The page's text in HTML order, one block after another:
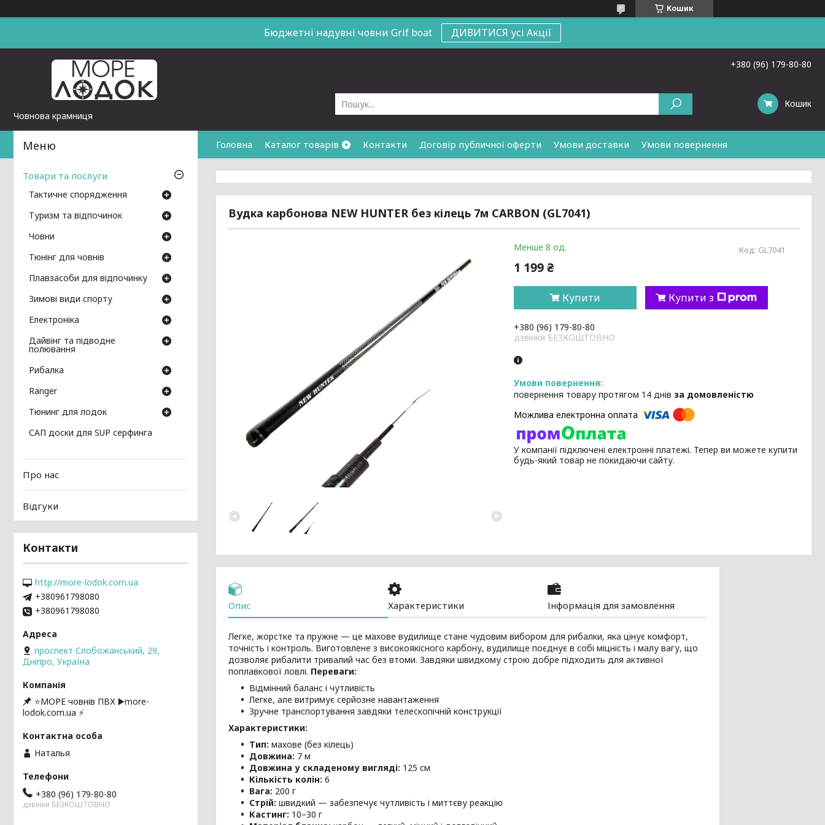
Кошик
Бюджетні надувні човни Grif boat ДИВИТИСЯ усі Акції
Човнова крамниця
+380 (96) 179-80-80
Кошик
Головна Каталог товарів Контакти Договір публичної оферти Умови доставки Умови повернення
Вудка карбонова NEW HUNTER без кілець 7м CARBON (GL7041)
Менше 8 од. Код: GL7041
1 199 ₴
Купити Купити з
+380 (96) 179-80-80
дзвінки БЕЗКОШТОВНО
повернення товару протягом 14 днів за домовленістю
У компанії підключені електронні платежі. Тепер ви можете купити
будь-який товар не покидаючи сайту.
Опис Характеристики Інформація для замовлення
Легке, жорстке та пружне — це махове вудилище стане чудовим вибором для рибалки, яка цінує комфорт,
точність і контроль. Виготовлене з високоякісного карбону, вудилище поєднує в собі міцність і малу вагу, що
дозволяє рибалити тривалий час без втоми. Завдяки швидкому строю добре підходить для активної
поплавкової ловлі. Переваги:
Відмінний баланс і чутливість
Легке, але витримує серйозне навантаження
Зручне транспортування завдяки телескопічній конструкції
Характеристики:
Тип: махове (без кілець)
Довжина: 7 м
Довжина у складеному вигляді: 125 см
Кількість колін: 6
Вага: 200 г
Стрій: швидкий — забезпечує чутливість і миттєву реакцію
Кастинг: 10–30 г
Товари та послуги
Тактичне спорядження
Туризм та відпочинок
Човни
Тюнінг для човнів
Плавзасоби для відпочинку
Зимові види спорту
Електроніка
Дайвінг та підводне
полювання
Рибалка
Ranger
Тюнинг для лодок
САП доски для SUP серфинга
Про нас
Відгуки
Контакти
http://more-lodok.com.ua
+380961798080
+380961798080
проспект Слобожанський, 29,
Дніпро, Україна
⭐️МОРЕ човнів ПВХ ▶️more-
lodok.com.ua ⚡
Наталья
+380 (96) 179-80-80
дзвінки БЕЗКОШТОВНО